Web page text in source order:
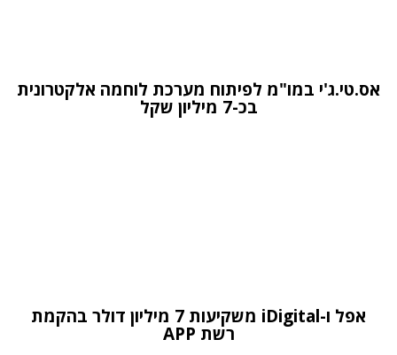
אס.טי.ג'י במו"מ לפיתוח מערכת לוחמה אלקטרונית
בכ-7 מיליון שקל
אפל ו-iDigital משקיעות 7 מיליון דולר בהקמת
רשת APP